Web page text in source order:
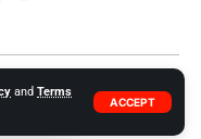
and Terms
ACCEPT
Developed byiTree